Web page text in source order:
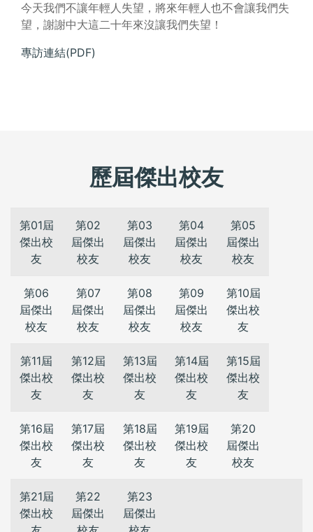
今天我們不讓年輕人失望，將來年輕人也不會讓我們失
望，謝謝中大這二十年來沒讓我們失望！
專訪連結(PDF)
歷屆傑出校友
第01屆
傑出校
友
第02
屆傑出
校友
第03
屆傑出
校友
第04
屆傑出
校友
第05
屆傑出
校友
第06
屆傑出
校友
第07
屆傑出
校友
第08
屆傑出
校友
第09
屆傑出
校友
第10屆
傑出校
友
第11屆
傑出校
友
第12屆
傑出校
友
第13屆
傑出校
友
第14屆
傑出校
友
第15屆
傑出校
友
第16屆
傑出校
友
第17屆
傑出校
友
第18屆
傑出校
友
第19屆
傑出校
友
第20
屆傑出
校友
第21屆
傑出校
第22
屆傑出
第23
屆傑出